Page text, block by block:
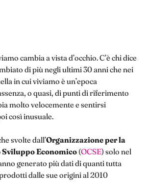
cambia a vista d’occhio. C’è chi dice
di più negli ultimi 30 anni che nei
in cui viviamo è un’epoca
o quasi, di punti di riferimento
molto velocemente e sentirsi
così inusuale.
svolte dall’Organizzazione per la
Sviluppo Economico (OCSE) solo nel
generato più dati di quanti tutta
dalle sue origini al 2010